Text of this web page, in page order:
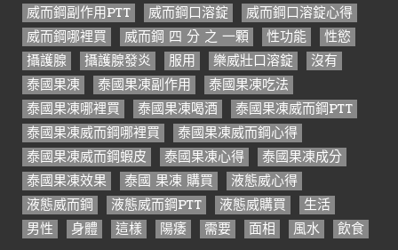
威而鋼副作用PTT
威而鋼口溶錠
威而鋼口溶錠心得
威而鋼哪裡買
威而鋼 四 分 之 一顆 性功能
性慾
攝護腺
攝護腺發炎 服用 樂威壯口溶錠
沒有
泰國果凍
泰國果凍副作用
泰國果凍吃法
泰國果凍哪裡買
泰國果凍喝酒
泰國果凍威而鋼PTT
泰國果凍威而鋼哪裡買
泰國果凍威而鋼心得
泰國果凍威而鋼蝦皮
泰國果凍心得
泰國果凍成分
泰國果凍效果
泰國 果凍 購買
液態威心得
液態威而鋼
液態威而鋼PTT 液態威購買
生活
男性
身體 這樣 陽痿 需要 面相 風水 飲食